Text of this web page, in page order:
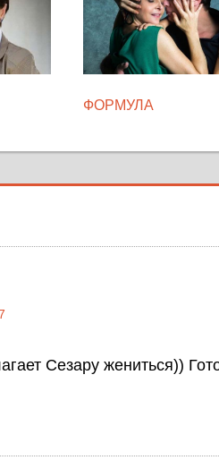
ФОРМУЛА
Сезару жениться))